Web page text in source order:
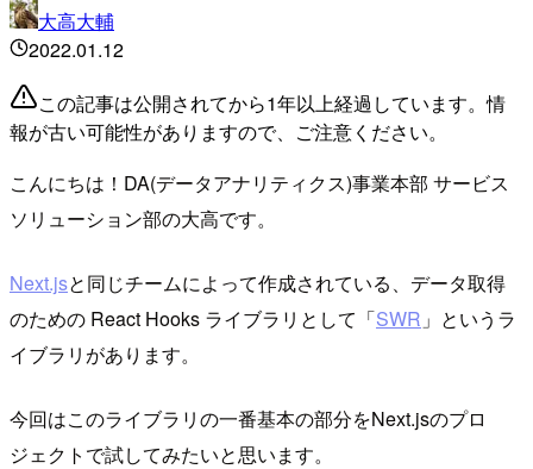
大高大輔
2022.01.12
この記事は公開されてから1年以上経過しています。情
報が古い可能性がありますので、ご注意ください。
こんにちは！DA(データアナリティクス)事業本部 サービス
ソリューション部の大高です。
Next.jsと同じチームによって作成されている、データ取得
のための React Hooks ライブラリとして「SWR 」というラ
イブラリがあります。
今回はこのライブラリの一番基本の部分をNext.jsのプロ
ジェクトで試してみたいと思います。